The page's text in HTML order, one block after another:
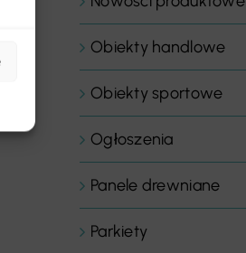
Obiekty handlowe
Obiekty sportowe
Ogłoszenia
Panele drewniane
Parkiety